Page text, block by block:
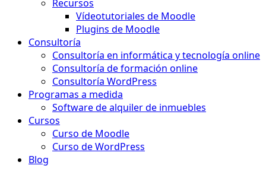
Recursos
Vídeotutoriales de Moodle
Plugins de Moodle
Consultoría
Consultoría en informática y tecnología online
Consultoría de formación online
Consultoría WordPress
Programas a medida
Software de alquiler de inmuebles
Cursos
Curso de Moodle
Curso de WordPress
Blog